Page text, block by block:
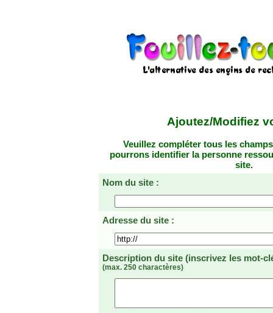
Ajoutez/Modifiez
Veuillez compléter tous les
pourrons identifier la personne
site.
Nom du site :
Adresse du site :
Description du site (inscrivez les mot-
(max. 250 charactères)